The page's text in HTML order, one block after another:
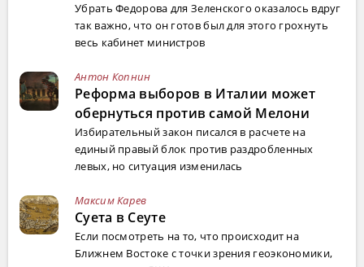
Убрать Федорова для Зеленского оказалось вдруг
так важно, что он готов был для этого грохнуть
весь кабинет министров
Антон Копнин
Реформа выборов в Италии может
обернуться против самой Мелони
Избирательный закон писался в расчете на
единый правый блок против раздробленных
левых, но ситуация изменилась
Максим Карев
Суета в Сеуте
Если посмотреть на то, что происходит на
Ближнем Востоке с точки зрения геоэкономики,